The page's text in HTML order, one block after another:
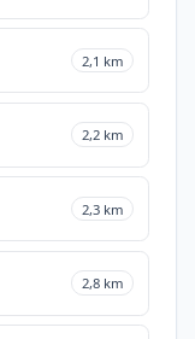
2,1 km
2,2 km
2,3 km
2,8 km